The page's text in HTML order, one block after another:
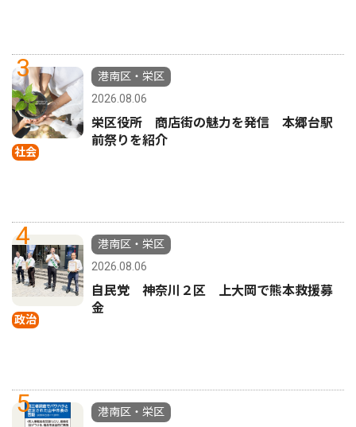
3
社会
港南区・栄区
2026.08.06
栄区役所 商店街の魅力を発信 本郷台駅
前祭りを紹介
4
政治
港南区・栄区
2026.08.06
自民党 神奈川２区 上大岡で熊本救援募
金
5
港南区・栄区